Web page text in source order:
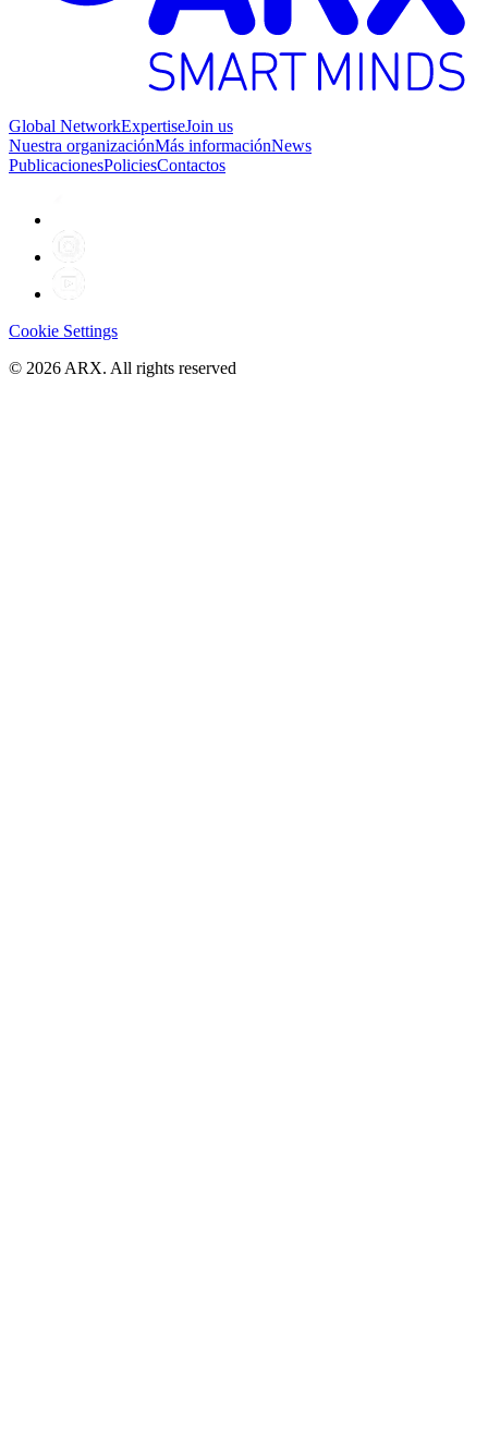
Global NetworkExpertiseJoin us
Nuestra organizaciónMás informaciónNews
PublicacionesPoliciesContactos
Cookie Settings
© 2026 ARX. All rights reserved